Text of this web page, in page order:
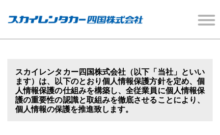
スカイレンタカー四国株式会社（以下「当社」といい
ます）は、以下のとおり個人情報保護方針を定め、個
人情報保護の仕組みを構築し、全従業員に個人情報保
護の重要性の認識と取組みを徹底させることにより、
個人情報の保護を推進致します。